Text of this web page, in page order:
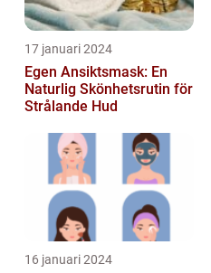
17 januari 2024
Egen Ansiktsmask: En
Naturlig Skönhetsrutin för
Strålande Hud
16 januari 2024